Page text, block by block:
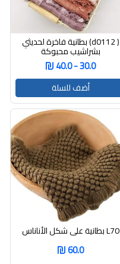
( d0112) بطانية فاخرة لحديثي
بشراشيب محبوكة
30.0 - 40.0
أضف للسلة
L70 بطانية على شكل الأناناس
60.0